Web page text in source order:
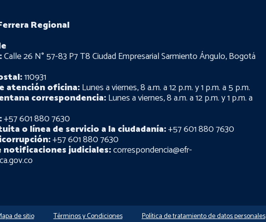
Regional
Calle 26 N° 57-83 P7 T8 Ciudad Empresarial Sarmiento Ángulo, Bogotá
110931
atención oficina:Lunes a viernes, 8 a.m. a 12 p.m. y 1 p.m. a 5 p.m.
correspondencia:Lunes a viernes, 8 a.m. a 12 p.m. y 1 p.m. a
+57 601 880 7630
o línea de servicio a la ciudadanía:+57 601 880 7630
+57 601 880 7630
notificaciones judiciales:correspondencia@efr-
de sitio Términos y Condiciones Política de tratamiento de datos personales